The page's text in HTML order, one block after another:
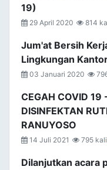
19)
29 April 2020 814
Jum'at Bersih
Lingkungan
03 Januari 2020
CEGAH COVID 19
DISINFEKTAN
RANUYOSO
14 Juli 2021 795 kali
Dilanjutkan acara